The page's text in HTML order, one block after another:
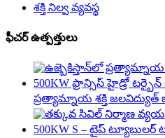
శక్తి నిల్వ వ్యవస్థ
ఫీచర్ ఉత్పత్తులు
ప్రత్యామ్నాయ శక్తి జలవిద్యుత్